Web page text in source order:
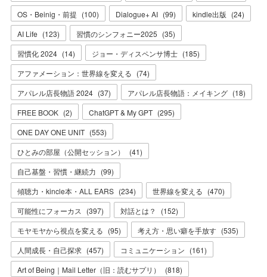
OS・Beinig・前提 (100) Dialogue+ AI (99) kindle出版 (24)
AI Life (123) 習慣のシンフォニー2025 (35)
習慣化 2024 (14) ジョー・ディスペンサ博士 (185)
アファメーション：世界線を変える (74)
アパレル店長物語 2024 (37) アパレル店長物語：メイキング (18)
FREE BOOK (2) ChatGPT & My GPT (295)
ONE DAY ONE UNIT (553)
ひとみの部屋（公開セッション）
(41)
自己基盤・習慣・継続力 (99)
傾聴力・kincle本・ALL EARS (234) 世界線を変える (470)
可能性にフォーカス
(397) 対話とは？ (152)
モヤモヤから視点を変える (95) 考え方・思い癖を手放す (535)
人間成長・自己探求 (457) コミュニケーション (161)
Art of Being｜Mail Letter（旧：読むサプリ）
(818)